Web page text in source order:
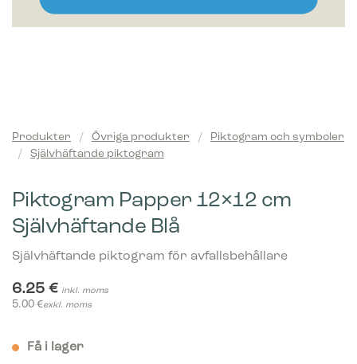
Produkter / Övriga produkter /
Piktogram och symboler
/
Självhäftande piktogram
Piktogram Papper 12×12 cm
Självhäftande Blå
Självhäftande piktogram för avfallsbehållare
6.25 € inkl. moms
5.00 €exkl. moms
Få i lager